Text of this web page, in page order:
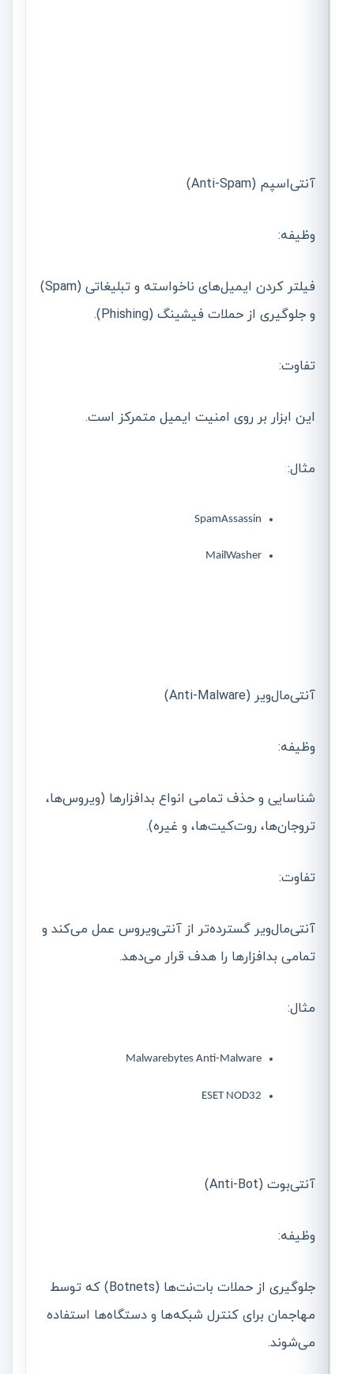
آنتی‌اسپم (Anti-Spam)
وظیفه:
فیلتر کردن ایمیل‌های ناخواسته و تبلیغاتی (Spam)
و جلوگیری از حملات فیشینگ (Phishing).
تفاوت:
این ابزار بر روی امنیت ایمیل متمرکز است.
مثال:
SpamAssassin
MailWasher
آنتی‌مال‌ویر (Anti-Malware)
وظیفه:
شناسایی و حذف تمامی انواع بدافزارها (ویروس‌ها،
تروجان‌ها، روت‌کیت‌ها، و غیره).
تفاوت:
آنتی‌مال‌ویر گسترده‌تر از آنتی‌ویروس عمل می‌کند و
تمامی بدافزارها را هدف قرار می‌دهد.
مثال:
Malwarebytes Anti-Malware
ESET NOD32
آنتی‌بوت (Anti-Bot)
وظیفه:
جلوگیری از حملات بات‌نت‌ها (Botnets) که توسط
مهاجمان برای کنترل شبکه‌ها و دستگاه‌ها استفاده
می‌شوند.